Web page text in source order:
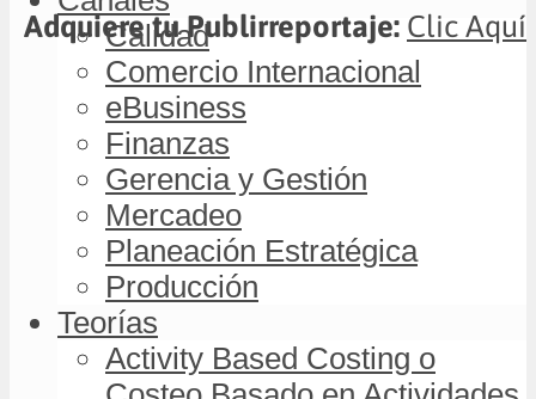
Adquiere tu Publirreportaje: Clic Aquí
Calidad
Comercio Internacional
eBusiness
Finanzas
Gerencia y Gestión
Mercadeo
Planeación Estratégica
Producción
Teorías
Activity Based Costing o